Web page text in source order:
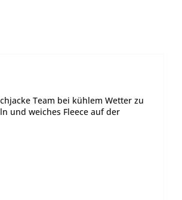
Team bei kühlem Wetter zu
und weiches Fleece auf der